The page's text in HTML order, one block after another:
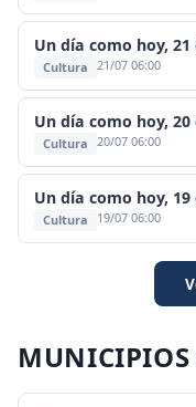
Un día como hoy, 21
Cultura 21/07 06:00
Un día como hoy, 20
Cultura 20/07 06:00
Un día como hoy, 19
Cultura 19/07 06:00
MUNICIPIOS